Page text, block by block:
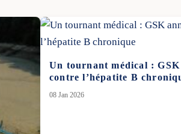
Un tournant médical : GSK
contre l’hépatite B
08 Jan 2026